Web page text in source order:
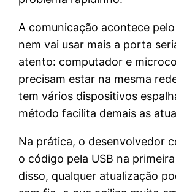
A comunicação acontece
nem vai usar mais a porta
atento: computador e
precisam estar na mesma
tem vários dispositivos
método facilita demais as
Na prática, o desenvolvedor
o código pela USB na
disso, qualquer atualização